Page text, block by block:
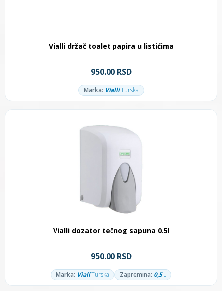
Vialli držač toalet papira u listićima
950.00 RSD
Marka: VialliTurska
Vialli dozator tečnog sapuna 0.5l
950.00 RSD
Marka: VialiTurska Zapremina: 0,5L